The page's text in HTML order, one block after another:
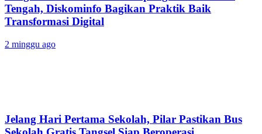
Tengah, Diskominfo Bagikan Praktik Baik
Transformasi Digital
2 minggu ago
Jelang Hari Pertama Sekolah, Pilar Pastikan Bus